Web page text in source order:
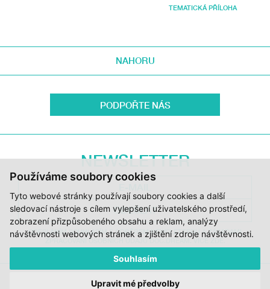
Používáme soubory cookies
Tyto webové stránky používají soubory cookies a další
sledovací nástroje s cílem vylepšení uživatelského prostředí,
zobrazení přizpůsobeného obsahu a reklam, analýzy
návštěvnosti webových stránek a zjištění zdroje návštěvnosti.
Souhlasím
Upravit mé předvolby
TEMATICKÁ PŘÍLOHA
NAHORU
PODPOŘTE NÁS
NEWSLETTER
ODESLAT
ODESLÁNÍM SOUHLASÍM S ODBĚREM NEWSLETTERU A ZÁSADAMI
ZPRACOVÁNÍ OSOBNÍCH ÚDAJŮ DOC.DREAM. VÍCE ZDE.